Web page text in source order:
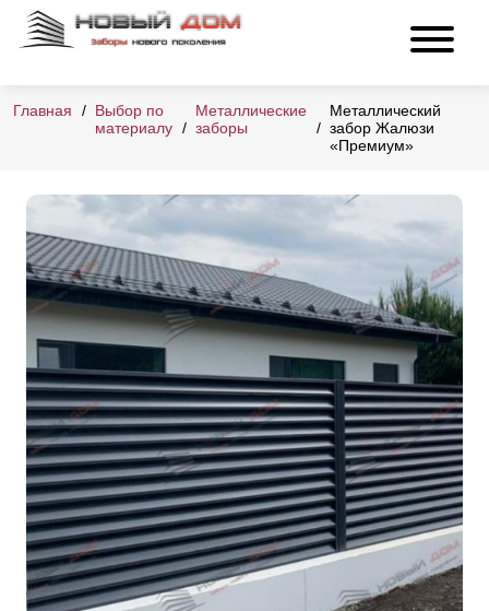
Главная
Выбор по
материалу
Металлические
заборы
Металлический
забор Жалюзи
«Премиум»